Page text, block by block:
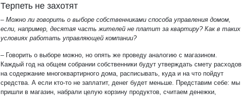
Терпеть не захотят
– Можно ли говорить о выборе собственниками способа управления домом,
если, например, десятая часть жителей не платит за квартиру? Как в таких
условиях работать управляющей компании?
– Говорить о выборе можно, но опять же проведу аналогию с магазином.
Каждый год на общем собрании собственники будут утверждать смету расходов
на содержание многоквартирного дома, расписывать, куда и на что пойдут
средства. А если кто-то не заплатит, денег будет меньше. Представим себе: мы
пришли в магазин, набрали целую корзину продуктов, считаем денежки,